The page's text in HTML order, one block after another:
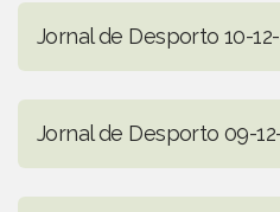
Jornal de Desporto 10-
Jornal de Desporto 09-